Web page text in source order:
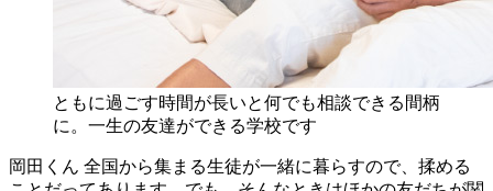
ともに過ごす時間が長いと何でも相談できる間柄
に。一生の友達ができる学校です
岡田くん 全国から集まる生徒が一緒に暮らすので、揉める